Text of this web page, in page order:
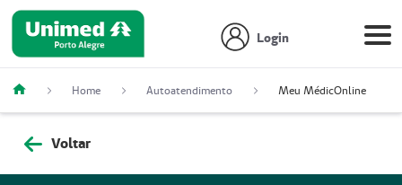
Login
Home Autoatendimento Meu MédicOnline
Voltar